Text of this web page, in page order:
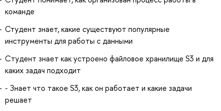
команде
Студент знает, какие существуют популярные
инструменты для работы с данными
Cтудент знает как устроено файловое хранилище S3 и для
каких задач подходит
- Знает что такое S3, как он работает и какие задачи
решает